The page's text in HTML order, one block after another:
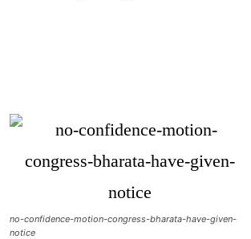
no-confidence-motion-congress-bharata-have-given-
notice